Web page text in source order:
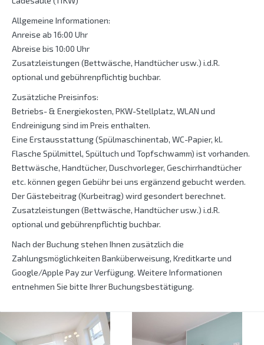
Allgemeine Informationen:
Anreise ab 16:00 Uhr
Abreise bis 10:00 Uhr
Zusatzleistungen (Bettwäsche, Handtücher usw.) i.d.R.
optional und gebührenpflichtig buchbar.
Zusätzliche Preisinfos:
Betriebs- & Energiekosten, PKW-Stellplatz, WLAN und
Endreinigung sind im Preis enthalten.
Eine Erstausstattung (Spülmaschinentab, WC-Papier, kl.
Flasche Spülmittel, Spültuch und Topfschwamm) ist vorhanden.
Bettwäsche, Handtücher, Duschvorleger, Geschirrhandtücher
etc. können gegen Gebühr bei uns ergänzend gebucht werden.
Der Gästebeitrag (Kurbeitrag) wird gesondert berechnet.
Zusatzleistungen (Bettwäsche, Handtücher usw.) i.d.R.
optional und gebührenpflichtig buchbar.
Nach der Buchung stehen Ihnen zusätzlich die
Zahlungsmöglichkeiten Banküberweisung, Kreditkarte und
Google/Apple Pay zur Verfügung. Weitere Informationen
entnehmen Sie bitte Ihrer Buchungsbestätigung.